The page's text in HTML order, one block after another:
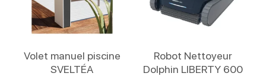
Volet manuel piscine
SVELTÉA
Robot Nettoyeur
Dolphin LIBERTY 600